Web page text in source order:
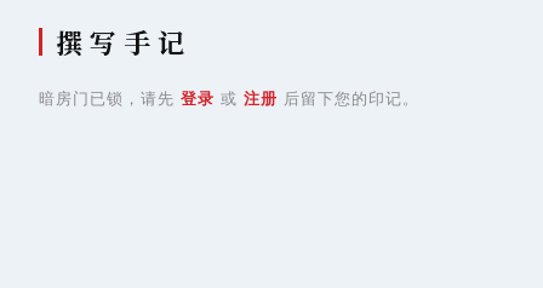
撰 写 手 记
暗房门已锁，请先 登录 或 注册 后留下您的印记。